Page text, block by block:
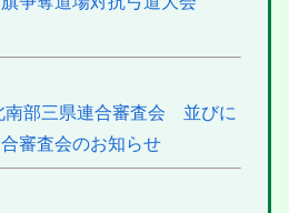
南部三県連合審査会 並びに
審査会のお知らせ